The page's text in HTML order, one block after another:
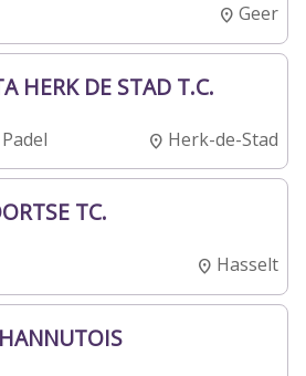
Geer
HERK DE STAD T.C.
Herk-de-Stad
TC.
Hasselt